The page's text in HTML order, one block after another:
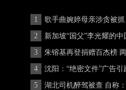
1
歌手曲婉婷母亲涉贪被
2
新加坡“国父”李光耀的中
3
朱镕基再登捐赠百杰榜
4
沈阳：“绝密文件”广告引
5
湖北司机醉驾被查 自称